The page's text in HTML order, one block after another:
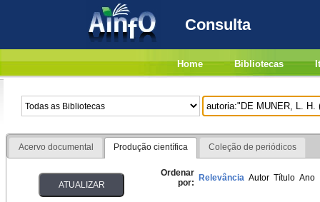
Consulta
Home Bibliotecas
Acervo documental Produção científica Coleção de periódicos
Ordenar
por: Relevância Autor Título Ano